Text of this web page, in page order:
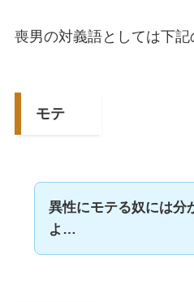
喪男の対義語としては下記
モテ
異性にモテる奴には分
よ…